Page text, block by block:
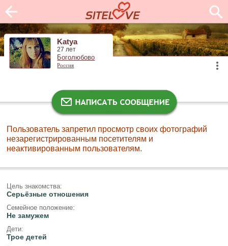
Katya
27 лет
Боголюбово
Россия
Пользователь запретил просмотр своих фотографий
незарегистрированным посетителям и
неактивированным пользователям.
Цель знакомства:
Серьёзные отношения
Семейное положение:
Не замужем
Дети:
Трое детей